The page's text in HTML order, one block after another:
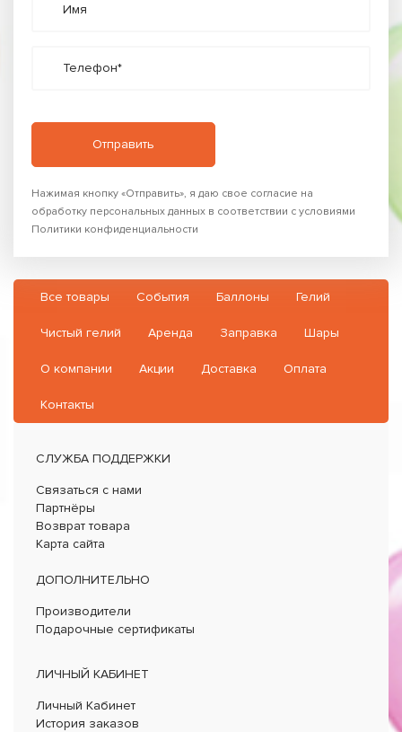
Имя
Телефон*
Нажимая кнопку «Отправить», я даю свое согласие на
обработку персональных данных в соответствии с условиями
Политики конфиденциальности
Все товары События Баллоны Гелий
Чистый гелий Аренда Заправка Шары
О компании Акции Доставка Оплата
Контакты
СЛУЖБА ПОДДЕРЖКИ
Связаться с нами
Партнёры
Возврат товара
Карта сайта
ДОПОЛНИТЕЛЬНО
Производители
Подарочные сертификаты
ЛИЧНЫЙ КАБИНЕТ
Личный Кабинет
История заказов